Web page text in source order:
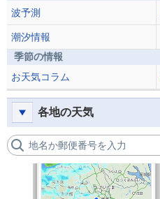
波予測
潮汐情報
季節の情報
お天気コラム
各地の天気
地名か郵便番号を入力